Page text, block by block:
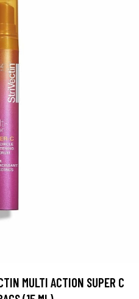
MULTI ACTION SUPER C